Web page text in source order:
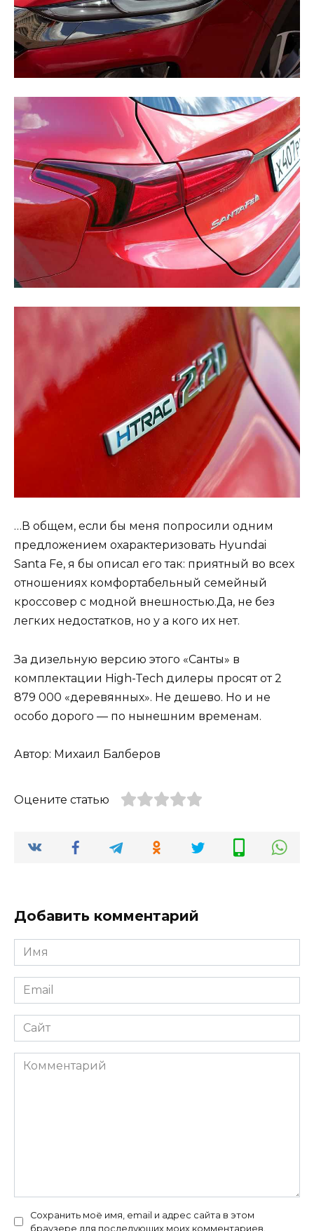
…В общем, если бы меня попросили одним
предложением охарактеризовать Hyundai
Santa Fe, я бы описал его так: приятный во всех
отношениях комфортабельный семейный
кроссовер с модной внешностью.Да, не без
легких недостатков, но у а кого их нет.
За дизельную версию этого «Санты» в
комплектации High-Tech дилеры просят от 2
879 000 «деревянных». Не дешево. Но и не
особо дорого — по нынешним временам.
Автор: Михаил Балберов
Оцените статью
Добавить комментарий
Имя
*
Email
*
Сайт
Комментарий
Сохранить моё имя, email и адрес сайта в этом
браузере для последующих моих комментариев.